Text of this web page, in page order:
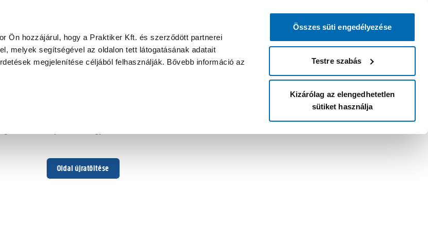
Ön hozzájárul, hogy a Praktiker Kft. és szerződött partnerei
melyek segítségével az oldalon tett látogatásának adatait
megjelenítése céljából felhasználják. Bővebb információ az
Összes süti engedélyezése
Testre szabás
Kizárólag az elengedhetetlen
sütiket használja
Oldal újratöltése